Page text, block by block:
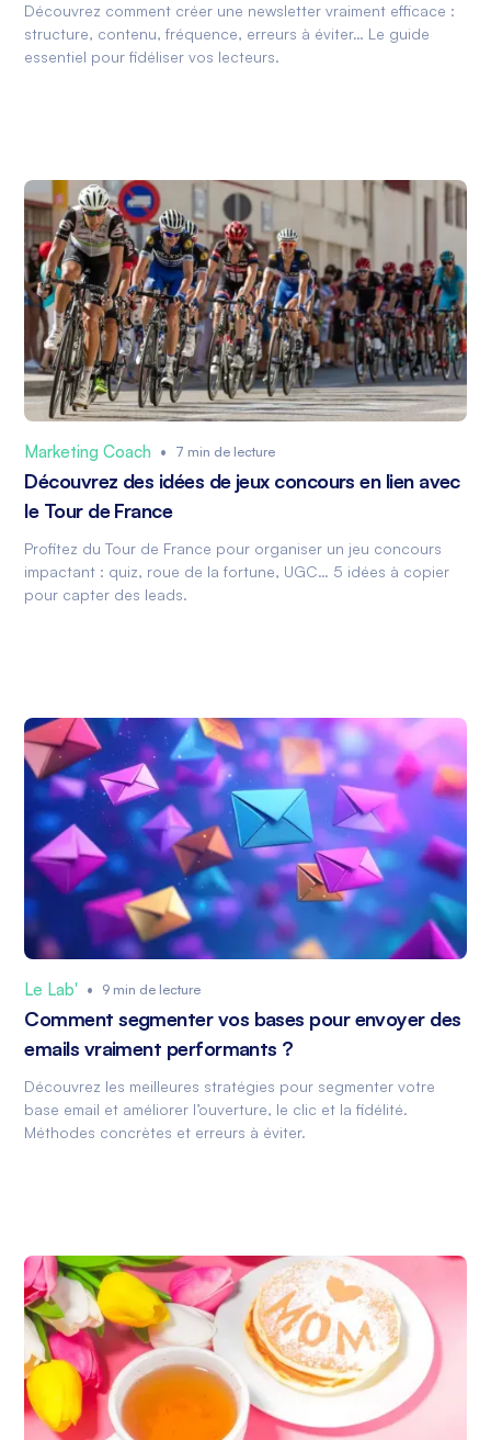
Découvrez comment créer une newsletter vraiment efficace :
structure, contenu, fréquence, erreurs à éviter… Le guide
essentiel pour fidéliser vos lecteurs.
Marketing Coach • 7 min de lecture
Découvrez des idées de jeux concours en lien avec
le Tour de France
Profitez du Tour de France pour organiser un jeu concours
impactant : quiz, roue de la fortune, UGC… 5 idées à copier
pour capter des leads.
Le Lab' • 9 min de lecture
Comment segmenter vos bases pour envoyer des
emails vraiment performants ?
Découvrez les meilleures stratégies pour segmenter votre
base email et améliorer l’ouverture, le clic et la fidélité.
Méthodes concrètes et erreurs à éviter.